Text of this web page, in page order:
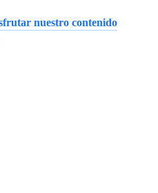
nuestro contenido